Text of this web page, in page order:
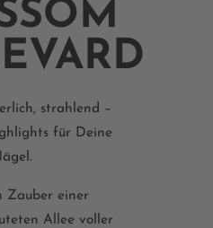
strahlend –
für Deine
Zauber einer
Allee voller